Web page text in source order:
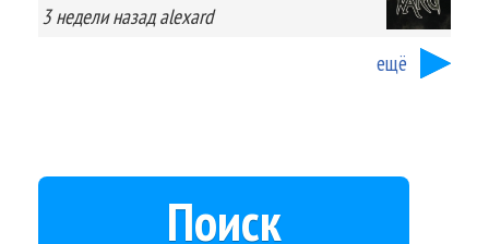
3 неделиназад alexard
ещё
Поиск